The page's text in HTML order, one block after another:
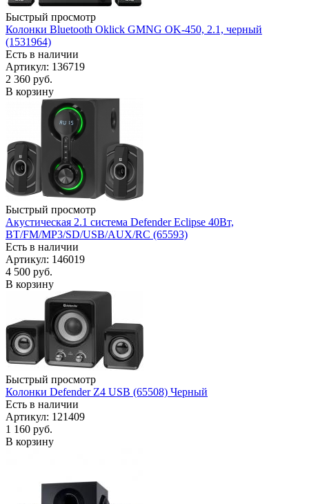
Быстрый просмотр
Колонки Bluetooth Oklick GMNG OK-450, 2.1, черный
(1531964)
Есть в наличии
Артикул: 136719
2 360 руб.
В корзину
Быстрый просмотр
Акустическая 2.1 система Defender Eclipse 40Вт,
BT/FM/MP3/SD/USB/AUX/RC (65593)
Есть в наличии
Артикул: 146019
4 500 руб.
В корзину
Быстрый просмотр
Колонки Defender Z4 USB (65508) Черный
Есть в наличии
Артикул: 121409
1 160 руб.
В корзину